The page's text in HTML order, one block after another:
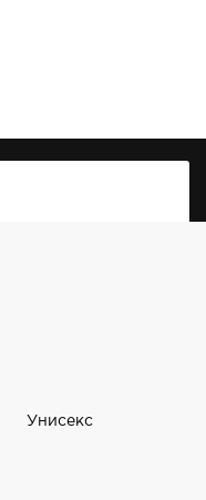
Унисекс